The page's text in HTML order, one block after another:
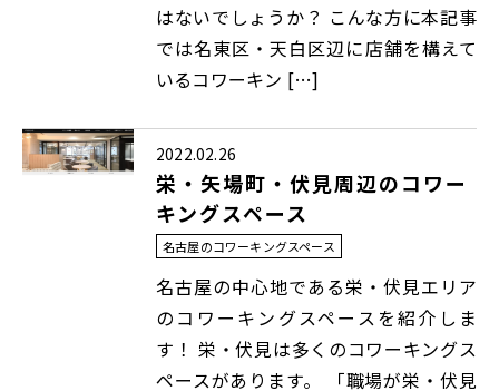
はないでしょうか？ こんな方に本記事
では名東区・天白区辺に店舗を構えて
いるコワーキン […]
2022.02.26
栄・矢場町・伏見周辺のコワー
キングスペース
名古屋のコワーキングスペース
名古屋の中心地である栄・伏見エリア
のコワーキングスペースを紹介しま
す！ 栄・伏見は多くのコワーキングス
ペースがあります。 「職場が栄・伏見